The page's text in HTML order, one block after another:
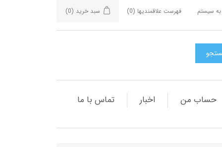
سیستم فهرست علاقمندیها (0) سبد خرید (0)
حساب من اخبار تماس با ما